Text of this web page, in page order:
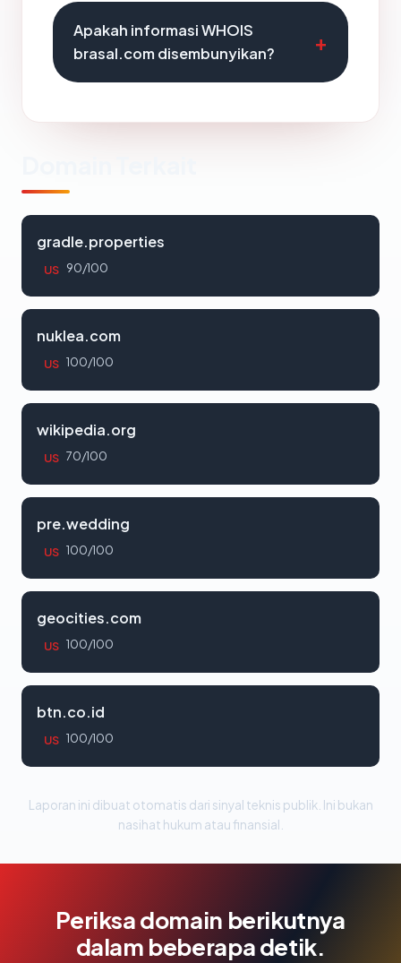
Apakah informasi WHOIS
brasal.com disembunyikan?
gradle.properties
US 90/100
nuklea.com
US 100/100
wikipedia.org
US 70/100
pre.wedding
US 100/100
geocities.com
US 100/100
btn.co.id
US 100/100
Laporan ini dibuat otomatis dari sinyal teknis publik. Ini bukan
nasihat hukum atau finansial.
Periksa domain berikutnya
dalam beberapa detik.